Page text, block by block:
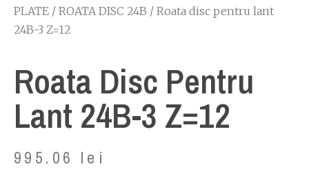
PLATE / ROATA DISC 24B / Roata disc pentru lant
24B-3 Z=12
Roata Disc Pentru
Lant 24B-3 Z=12
995.06 lei